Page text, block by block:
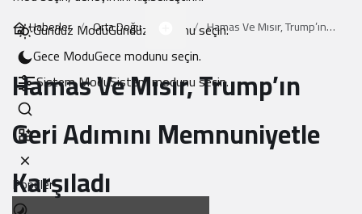
Gündüz ModuGündüz modunu seçin.
Gece ModuGece modunu seçin.
Sistem ModuSistem modunu seçin.
Popüler
Haberler Orta Doğu
Hamas Ve Mısır, Trump’ın
Hamas Ve Mısır, Trump’ın
Geri Adımını Memnuniyetle
Karşıladı